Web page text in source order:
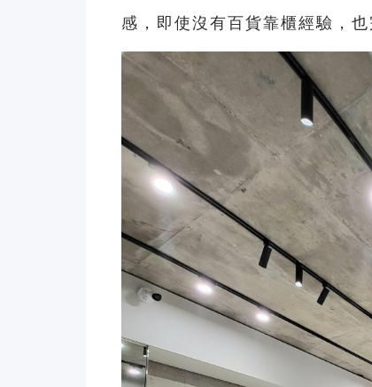
感，即使沒有百貨靠櫃經驗，也